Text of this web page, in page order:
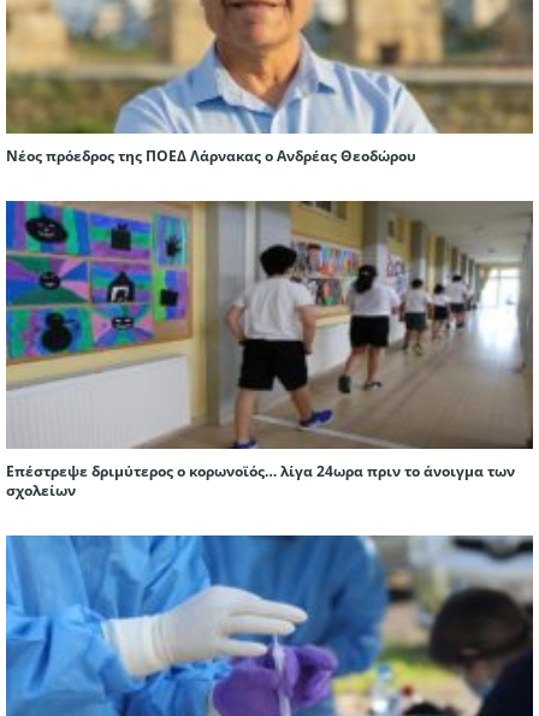
Νέος πρόεδρος της ΠΟΕΔ Λάρνακας ο Ανδρέας Θεοδώρου
Επέστρεψε δριμύτερος ο κορωνοϊός… λίγα 24ωρα πριν το άνοιγμα των
σχολείων